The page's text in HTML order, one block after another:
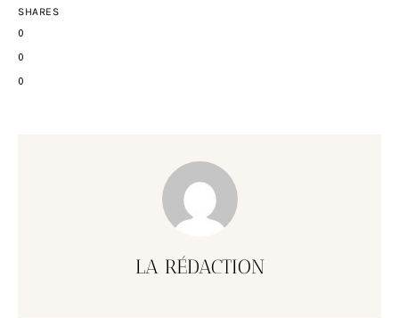
SHARES
0
0
0
LA RÉDACTION